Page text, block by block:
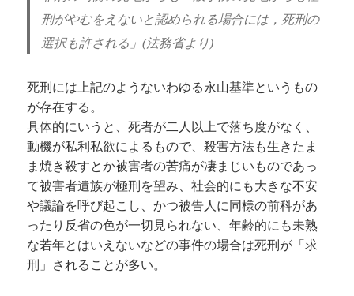
刑がやむをえないと認められる場合には，死刑の
選択も許される」(法務省より)
死刑には上記のようないわゆる永山基準というもの
が存在する。
具体的にいうと、死者が二人以上で落ち度がなく、
動機が私利私欲によるもので、殺害方法も生きたま
ま焼き殺すとか被害者の苦痛が凄まじいものであっ
て被害者遺族が極刑を望み、社会的にも大きな不安
や議論を呼び起こし、かつ被告人に同様の前科があ
ったり反省の色が一切見られない、年齢的にも未熟
な若年とはいえないなどの事件の場合は死刑が「求
刑」されることが多い。